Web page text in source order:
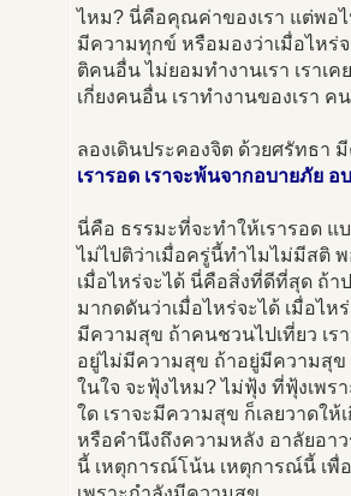
ไหม? นี่คือคุณค่าของเรา แต่พอไ
มีความทุกข์ หรือมองว่าเมื่อไหร่จ
ติคนอื่น ไม่ยอมทำงานเรา เราเค
เกี่ยงคนอื่น เราทำงานของเรา ค
ลองเดินประคองจิต ด้วยศรัทธา
เรารอด เราจะพ้นจากอบายภัย
นี่คือ ธรรมะที่จะทำให้เรารอด
ไม่ไปติว่าเมื่อครู่นี้ทำไมไม่มีสติ
เมื่อไหร่จะได้ นี่คือสิ่งที่ดีที่สุด ถ้า
มากดดันว่าเมื่อไหร่จะได้ เมื่อไ
มีความสุข ถ้าคนชวนไปเที่ยว เร
อยู่ไม่มีความสุข ถ้าอยู่มีความสุข
ในใจ จะฟุ้งไหม? ไม่ฟุ้ง ที่ฟุ้งเพรา
ใด เราจะมีความสุข ก็เลยวาดใ
หรือคำนึงถึงความหลัง อาลัยอา
นี้ เหตุการณ์โน้น เหตุการณ์นี้ เพื่